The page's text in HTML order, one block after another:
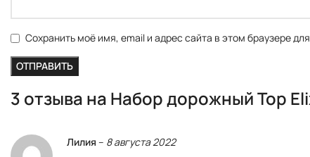
3 отзыва на Набор дорожный Top
Лилия – 8 августа 2022
Сохранить моё имя, email и адрес сайта в этом браузере